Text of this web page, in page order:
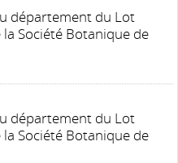
département du Lot
Société Botanique de
département du Lot
Société Botanique de